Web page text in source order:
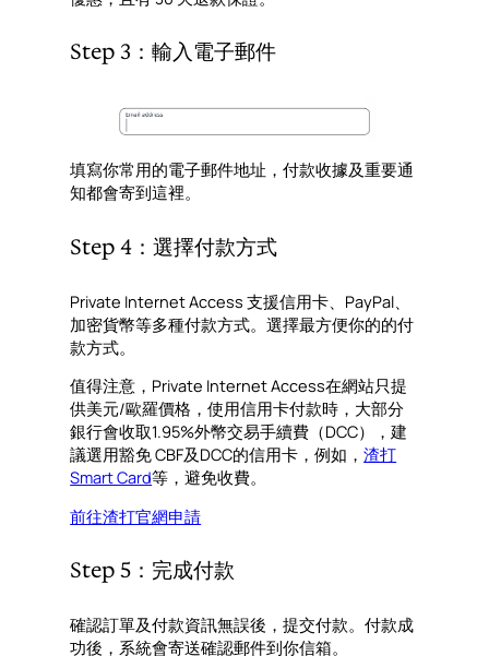
Step 3：輸入電子郵件
填寫你常用的電子郵件地址，付款收據及重要通
知都會寄到這裡。
Step 4：選擇付款方式
Private Internet Access 支援信用卡、PayPal、
加密貨幣等多種付款方式。選擇最方便你的的付
款方式。
值得注意，Private Internet Access在網站只提
供美元/歐羅價格，使用信用卡付款時，大部分
銀行會收取1.95%外幣交易手續費（DCC），建
議選用豁免 CBF及DCC的信用卡，例如，渣打
Smart Card等，避免收費。
前往渣打官網申請
Step 5：完成付款
確認訂單及付款資訊無誤後，提交付款。付款成
功後，系統會寄送確認郵件到你信箱。